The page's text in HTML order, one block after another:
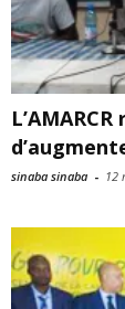
sinaba sinaba - 12